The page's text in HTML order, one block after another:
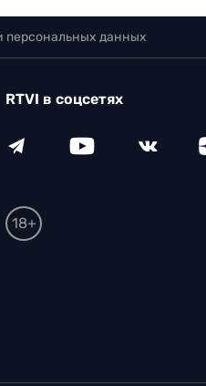
персональных данных
RTVI в соцсетях
18+